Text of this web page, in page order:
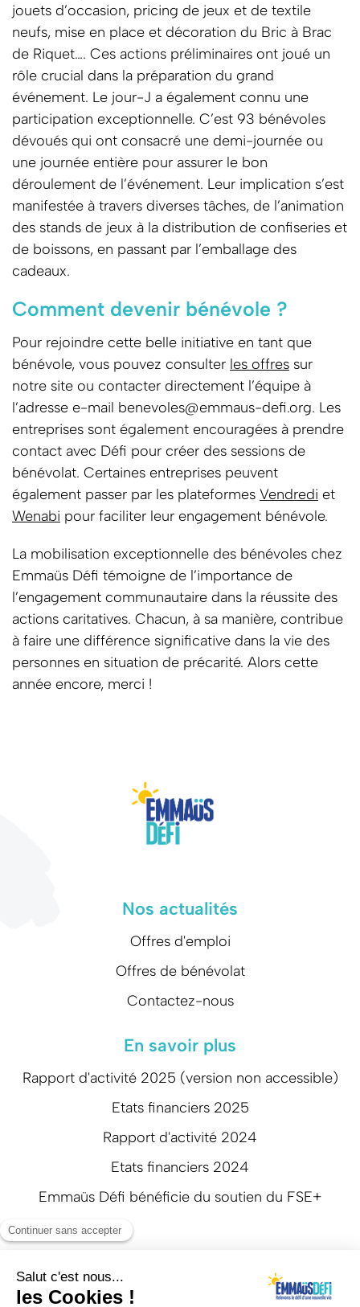
jouets d’occasion, pricing de jeux et de textile
neufs, mise en place et décoration du Bric à Brac
de Riquet…. Ces actions préliminaires ont joué un
rôle crucial dans la préparation du grand
événement. Le jour-J a également connu une
participation exceptionnelle. C’est 93 bénévoles
dévoués qui ont consacré une demi-journée ou
une journée entière pour assurer le bon
déroulement de l’événement. Leur implication s’est
manifestée à travers diverses tâches, de l’animation
des stands de jeux à la distribution de confiseries et
de boissons, en passant par l’emballage des
cadeaux.
Comment devenir bénévole ?
Pour rejoindre cette belle initiative en tant que
bénévole, vous pouvez consulter les offres sur
notre site ou contacter directement l’équipe à
l’adresse e-mail benevoles@emmaus-defi.org. Les
entreprises sont également encouragées à prendre
contact avec Défi pour créer des sessions de
bénévolat. Certaines entreprises peuvent
également passer par les plateformes Vendredi et
Wenabi pour faciliter leur engagement bénévole.
La mobilisation exceptionnelle des bénévoles chez
Emmaüs Défi témoigne de l’importance de
l’engagement communautaire dans la réussite des
actions caritatives. Chacun, à sa manière, contribue
à faire une différence significative dans la vie des
personnes en situation de précarité. Alors cette
année encore, merci !
Nos actualités
Offres d'emploi
Offres de bénévolat
Contactez-nous
En savoir plus
Rapport d'activité 2025 (version non accessible)
Etats financiers 2025
Rapport d'activité 2024
Etats financiers 2024
Emmaüs Défi bénéficie du soutien du FSE+